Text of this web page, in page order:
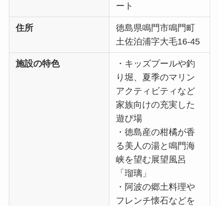
ート
住所
徳島県鳴門市鳴門町
土佐泊浦字大毛16-45
施設の特色
・キッズプールや釣
り堀、夏季のマリン
アクティビティなど
家族向けの充実した
遊び場
・徳島産の柑橘が香
る美人の湯と鳴門海
峡を望む展望風呂
「瑠璃」
・阿波の郷土料理や
フレンチ懐石などを